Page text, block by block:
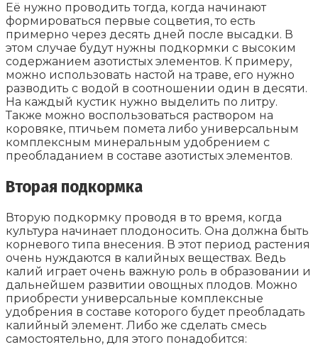
Её нужно проводить тогда, когда начинают
формироваться первые соцветия, то есть
примерно через десять дней после высадки. В
этом случае будут нужны подкормки с высоким
содержанием азотистых элементов. К примеру,
можно использовать настой на траве, его нужно
разводить с водой в соотношении один в десяти.
На каждый кустик нужно выделить по литру.
Также можно воспользоваться раствором на
коровяке, птичьем помета либо универсальным
комплексным минеральным удобрением с
преобладанием в составе азотистых элементов.
Вторая подкормка
Вторую подкормку проводя в то время, когда
культура начинает плодоносить. Она должна быть
корневого типа внесения. В этот период растения
очень нуждаются в калийных веществах. Ведь
калий играет очень важную роль в образовании и
дальнейшем развитии овощных плодов. Можно
приобрести универсальные комплексные
удобрения в составе которого будет преобладать
калийный элемент. Либо же сделать смесь
самостоятельно, для этого понадобится: